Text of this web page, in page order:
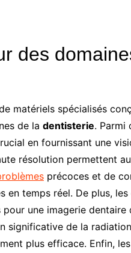
des
matériels spécialisés
de la dentisterie. Parmi
en fournissant une
résolution permettent
précoces et de
en temps réel. De plus, les
une imagerie dentaire
significative de la
plus efficace. Enfin, les